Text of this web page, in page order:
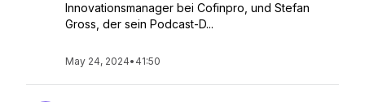
Innovationsmanager bei Cofinpro, und Stefan
Gross, der sein Podcast-D...
May 24, 2024• 41:50